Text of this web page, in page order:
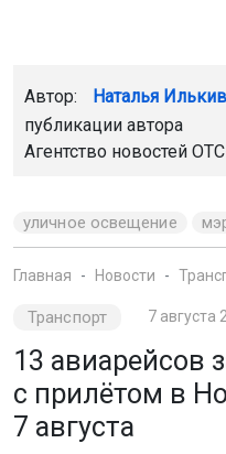
Автор: Наталья Илькив
публикации автора
Агентство новостей
уличное освещение
Главная Новости
Транспорт 7 августа
13 авиарейсов
с прилётом в
7 августа